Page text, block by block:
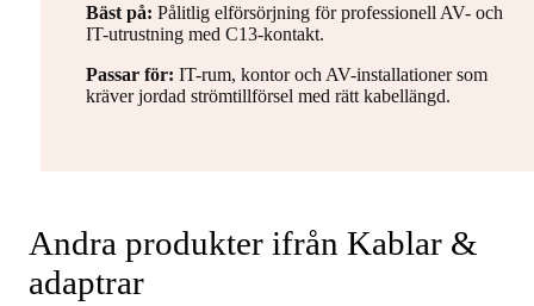
Bäst på: Pålitlig elförsörjning för professionell AV- och
IT-utrustning med C13-kontakt.
Passar för: IT-rum, kontor och AV-installationer som
kräver jordad strömtillförsel med rätt kabellängd.
Andra produkter ifrån Kablar &
adaptrar